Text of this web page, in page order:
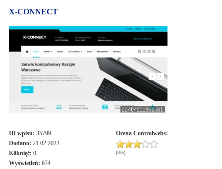
X-CONNECT
ID wpisu: 35799
Dodano: 21.02.2022
Kliknięć: 0
Wyświetleń: 674
Ocena Controlwebs:
(3/5)